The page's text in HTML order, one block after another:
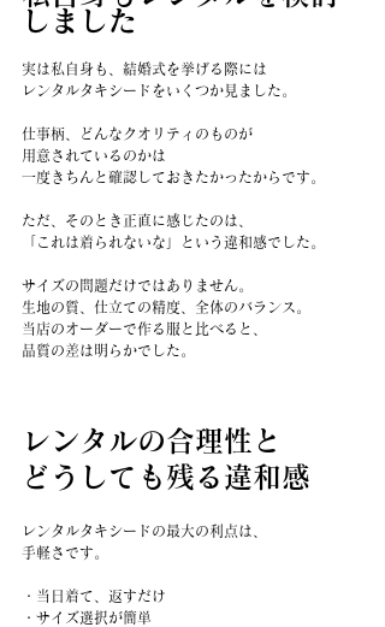
しました
実は私自身も、結婚式を挙げる際には
レンタルタキシードをいくつか見ました。
仕事柄、どんなクオリティのものが
用意されているのかは
一度きちんと確認しておきたかったからです。
ただ、そのとき正直に感じたのは、
「これは着られないな」という違和感でした。
サイズの問題だけではありません。
生地の質、仕立ての精度、全体のバランス。
当店のオーダーで作る服と比べると、
品質の差は明らかでした。
レンタルの合理性と
どうしても残る違和感
レンタルタキシードの最大の利点は、
手軽さです。
・当日着て、返すだけ
・サイズ選択が簡単